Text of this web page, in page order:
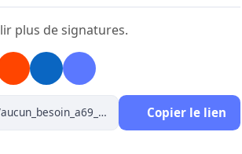
concernées
A69 Castres - Toulouse,
plus de signatures.
Copier le lien